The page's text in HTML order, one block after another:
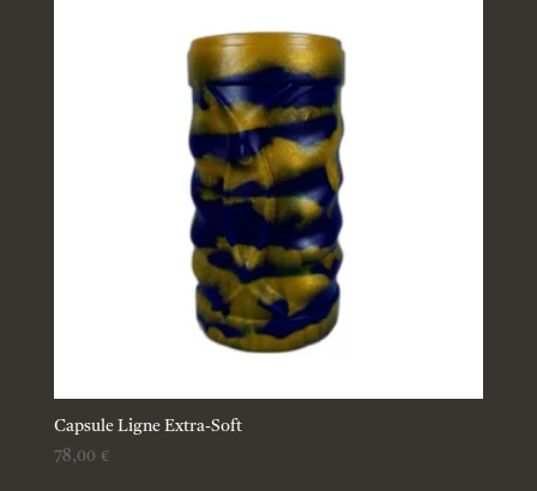
Capsule Ligne Extra-Soft
78,00 €